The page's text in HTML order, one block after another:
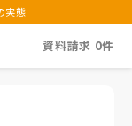
実態
資料請求 0件